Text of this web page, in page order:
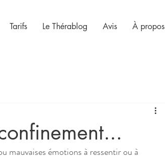
Tarifs Le Thérablog Avis À propos